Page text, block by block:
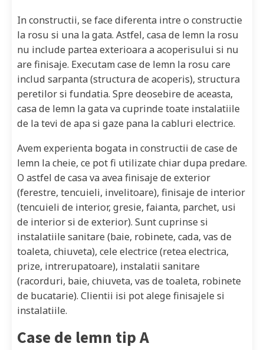
In constructii, se face diferenta intre o constructie
la rosu si una la gata. Astfel, casa de lemn la rosu
nu include partea exterioara a acoperisului si nu
are finisaje. Executam case de lemn la rosu care
includ sarpanta (structura de acoperis), structura
peretilor si fundatia. Spre deosebire de aceasta,
casa de lemn la gata va cuprinde toate instalatiile
de la tevi de apa si gaze pana la cabluri electrice.
Avem experienta bogata in constructii de case de
lemn la cheie, ce pot fi utilizate chiar dupa predare.
O astfel de casa va avea finisaje de exterior
(ferestre, tencuieli, invelitoare), finisaje de interior
(tencuieli de interior, gresie, faianta, parchet, usi
de interior si de exterior). Sunt cuprinse si
instalatiile sanitare (baie, robinete, cada, vas de
toaleta, chiuveta), cele electrice (retea electrica,
prize, intrerupatoare), instalatii sanitare
(racorduri, baie, chiuveta, vas de toaleta, robinete
de bucatarie). Clientii isi pot alege finisajele si
instalatiile.
Case de lemn tip A